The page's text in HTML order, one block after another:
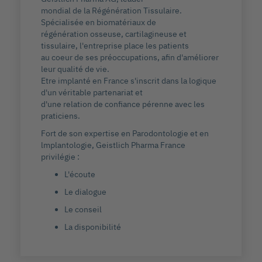
mondial de la Régénération Tissulaire.
Spécialisée en biomatériaux de
régénération osseuse, cartilagineuse et
tissulaire, l'entreprise place les patients
au coeur de ses préoccupations, afin d'améliorer
leur qualité de vie.
Etre implanté en France s'inscrit dans la logique
d'un véritable partenariat et
d'une relation de confiance pérenne avec les
praticiens.
Fort de son expertise en Parodontologie et en
lmplantologie, Geistlich Pharma France
privilégie :
L'écoute
Le dialogue
Le conseil
La disponibilité